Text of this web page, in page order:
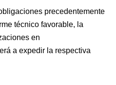
precedentemente
técnico favorable, la
en
a expedir la respectiva